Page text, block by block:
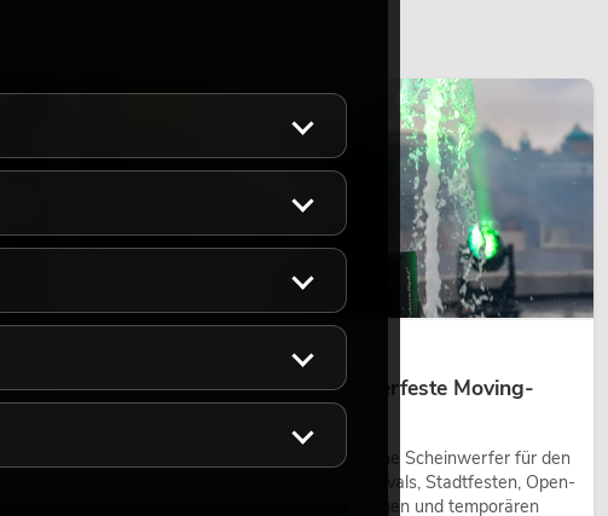
Outdoor Moving-Heads: Wetterfeste Moving-
Outdoor Moving-Heads sind bewegliche Scheinwerfer für den
Einsatz im Freien. Sie werden bei Festivals, Stadtfesten, Open-
Air-Konzerten, Architekturinszenierungen und temporären